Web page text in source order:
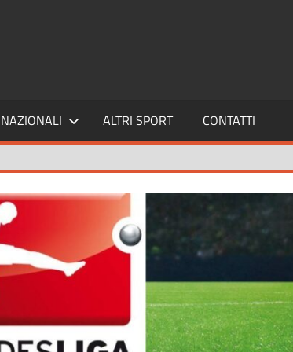
NAZIONALI ALTRI SPORT CONTATTI